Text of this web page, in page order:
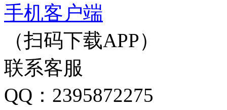
手机客户端
（扫码下载APP）
联系客服
QQ：2395872275